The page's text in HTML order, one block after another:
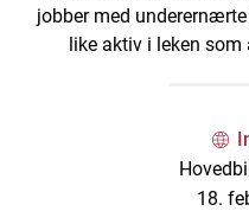
jobber med
like aktiv i leken som
18.